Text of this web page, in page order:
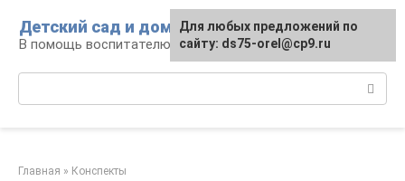
контенту
Детский сад и дом
В помощь воспитателю и родителям
Главная » Конспекты
Для любых предложений по
сайту: ds75-orel@cp9.ru